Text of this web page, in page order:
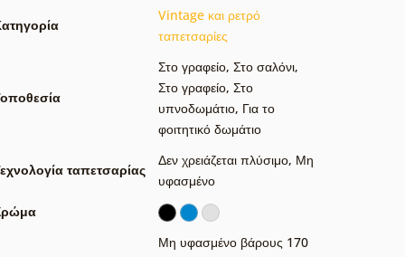
Vintage και ρετρό
ταπετσαρίες
Στο γραφείο, Στο σαλόνι,
Στο γραφείο, Στο
υπνοδωμάτιο, Για το
φοιτητικό δωμάτιο
ταπετσαρίας
Δεν χρειάζεται πλύσιμο, Μη
υφασμένο
Μη υφασμένο βάρους 170